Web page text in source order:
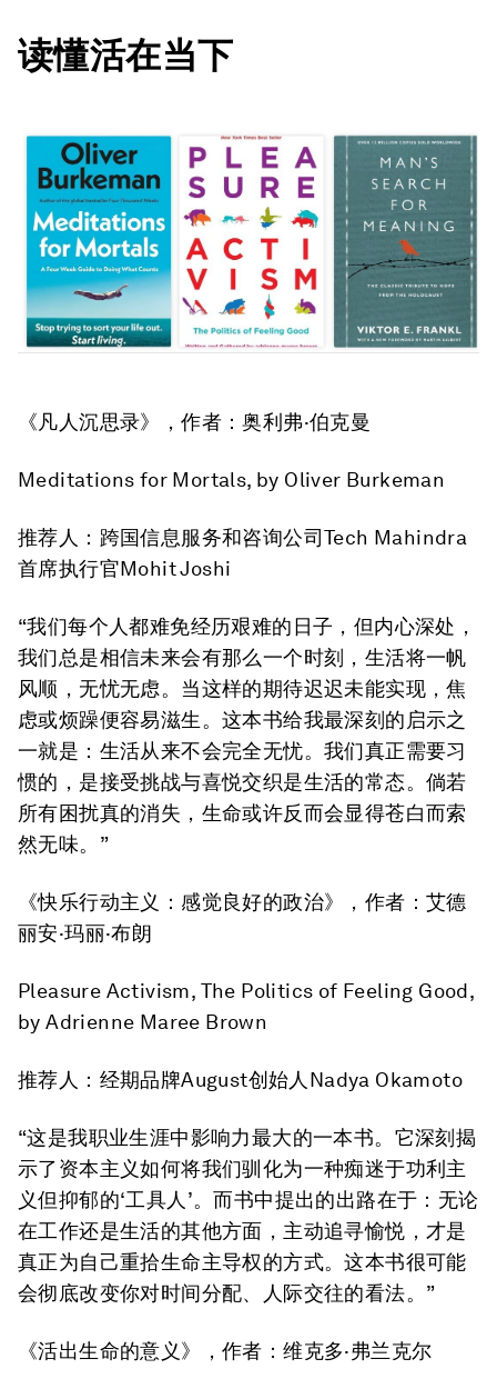
读懂活在当下
《凡人沉思录》 ，作者：奥利弗·伯克曼
Meditations for Mortals, by Oliver Burkeman
推荐人：跨国信息服务和咨询公司Tech Mahindra
首席执行官Mohit Joshi
“我们每个人都难免经历艰难的日子，但内心深处，
我们总是相信未来会有那么一个时刻，生活将一帆
风顺，无忧无虑。当这样的期待迟迟未能实现，焦
虑或烦躁便容易滋生。这本书给我最深刻的启示之
一就是：生活从来不会完全无忧。我们真正需要习
惯的，是接受挑战与喜悦交织是生活的常态。倘若
所有困扰真的消失，生命或许反而会显得苍白而索
然无味。”
《快乐行动主义：感觉良好的政治》
，作者：艾德
丽安·玛丽·布朗
Pleasure Activism, The Politics of Feeling Good,
by Adrienne Maree Brown
推荐人：经期品牌August创始人Nadya Okamoto
“这是我职业生涯中影响力最大的一本书。它深刻揭
示了资本主义如何将我们驯化为一种痴迷于功利主
义但抑郁的‘工具人’。而书中提出的出路在于：无论
在工作还是生活的其他方面，主动追寻愉悦，才是
真正为自己重拾生命主导权的方式。这本书很可能
会彻底改变你对时间分配、人际交往的看法。”
《活出生命的意义》 ，作者：维克多·弗兰克尔